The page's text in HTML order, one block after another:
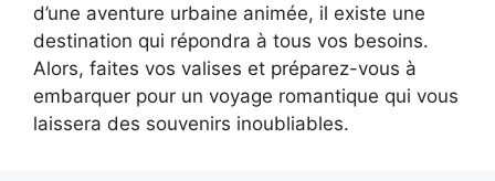
d’une aventure urbaine animée, il existe une
destination qui répondra à tous vos besoins.
Alors, faites vos valises et préparez-vous à
embarquer pour un voyage romantique qui vous
laissera des souvenirs inoubliables.